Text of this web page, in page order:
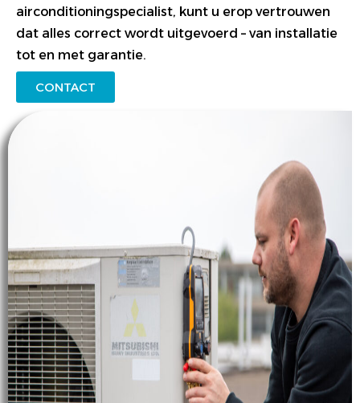
airconditioningspecialist, kunt u erop vertrouwen
dat alles correct wordt uitgevoerd – van installatie
tot en met garantie.
CONTACT